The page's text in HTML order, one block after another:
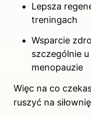
Lepsza
treningach
Wsparcie
szczególnie
menopauzie
Więc na co
ruszyć na